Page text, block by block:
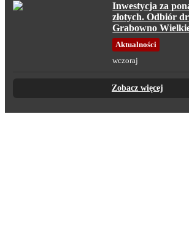
Inwestycja za
złotych. Odbiór
Grabowno
Aktualności
wczoraj
Zobacz więcej